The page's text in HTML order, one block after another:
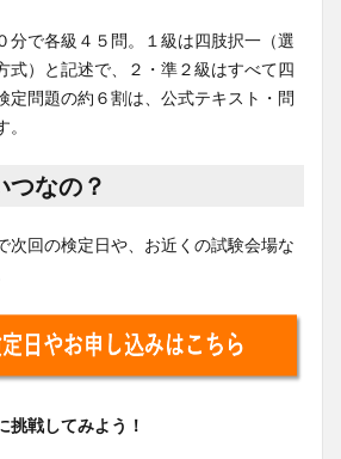
で各級４５問。１級は四肢択一（選
式）と記述で、２・準２級はすべて四
定問題の約６割は、公式テキスト・問
つなの？
回の検定日や、お近くの試験会場な
挑戦してみよう！